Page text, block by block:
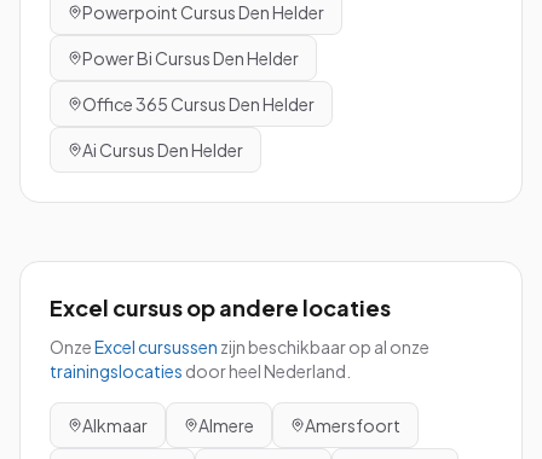
PowerpointCursusDen Helder
Power BiCursusDen Helder
Office 365CursusDen Helder
AiCursusDen Helder
Excel cursusop andere locaties
OnzeExcelcursussen zijn beschikbaar op al onze
trainingslocaties door heel Nederland.
Alkmaar Almere Amersfoort